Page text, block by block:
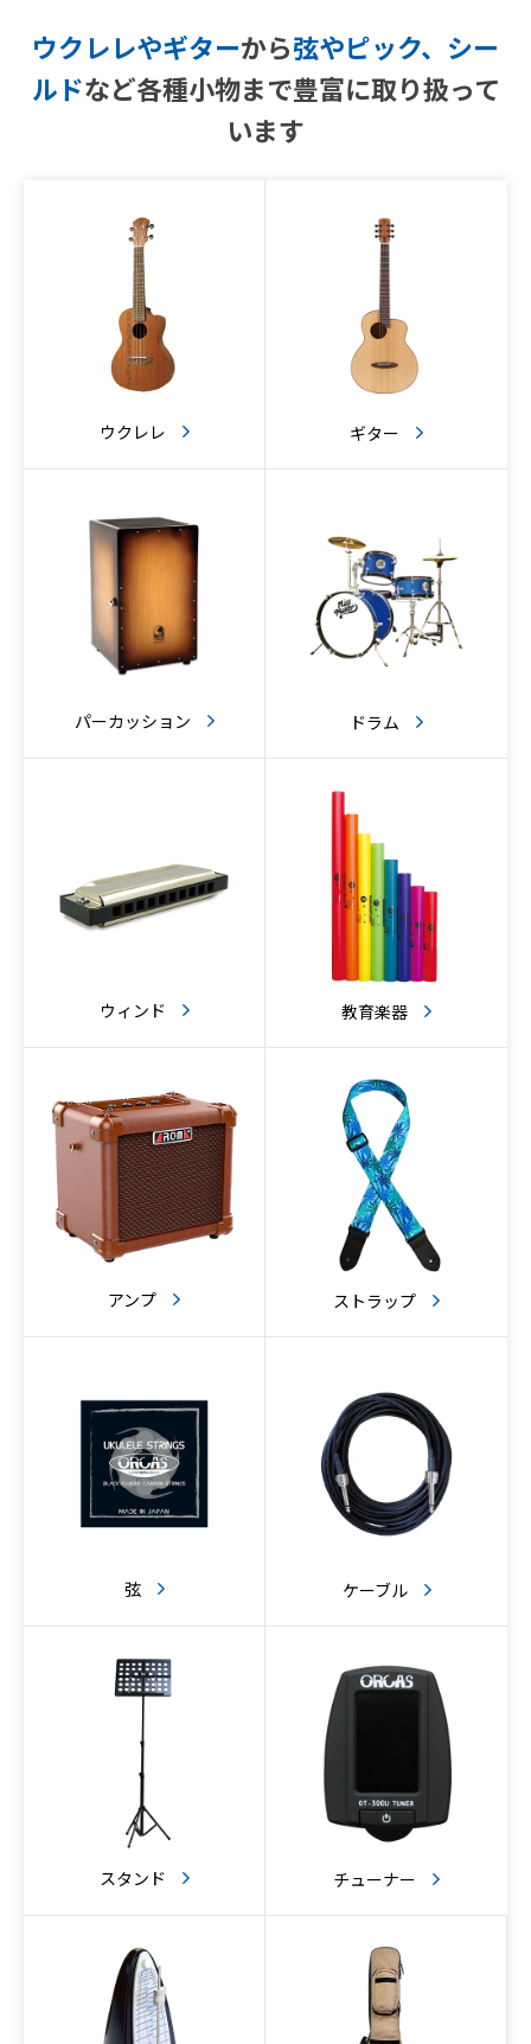
ウクレレやギターから弦やピック、シー
ルドなど各種小物まで豊富に取り扱って
います
ウクレレ ギター
パーカッション ドラム
ウィンド 教育楽器
アンプ ストラップ
弦 ケーブル
スタンド チューナー